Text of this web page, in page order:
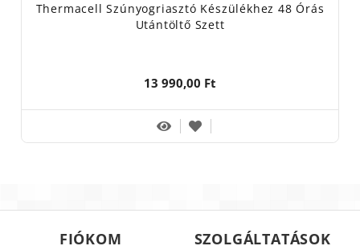
Thermacell Szúnyogriasztó Készülékhez 48 Órás
Utántöltő Szett
13 990,00 Ft
FIÓKOM SZOLGÁLTATÁSOK